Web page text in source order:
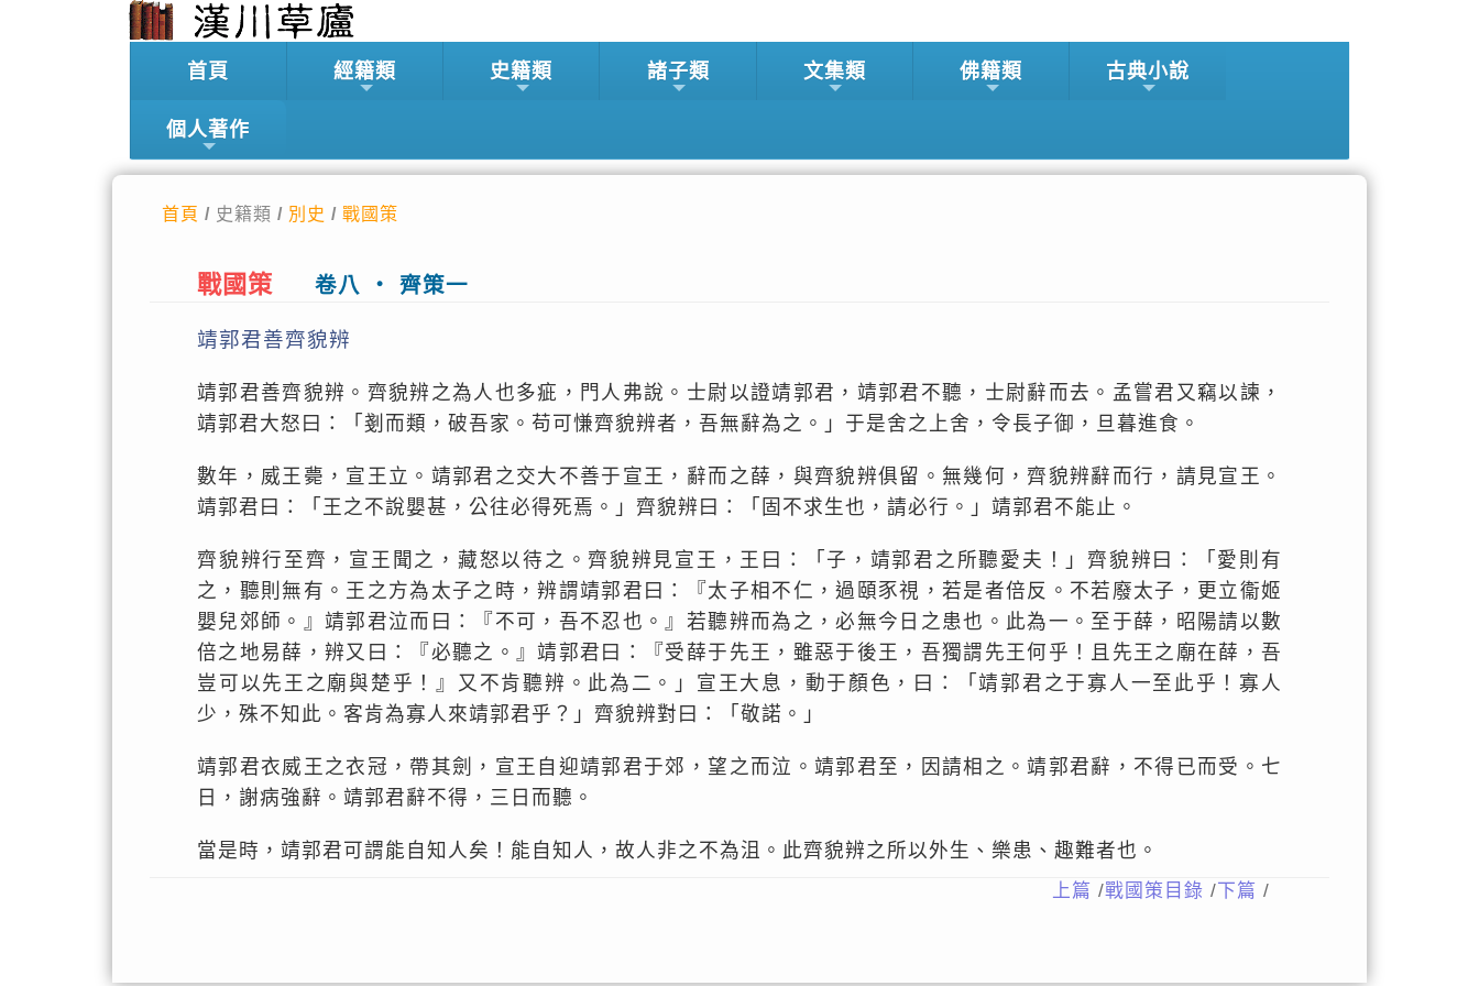
首頁 經籍類 史籍類 諸子類 文集類 佛籍類 古典小說
個人著作
首頁 / 史籍類 / 別史 / 戰國策
戰國策 卷八 ‧ 齊策一
靖郭君善齊貌辨
靖郭君善齊貌辨。齊貌辨之為人也多疵，門人弗說。士尉以證靖郭君，靖郭君不聽，士尉辭而去。孟嘗君又竊以諫，
靖郭君大怒曰：「剗而類，破吾家。苟可慊齊貌辨者，吾無辭為之。」于是舍之上舍，令長子御，旦暮進食。
數年，威王薨，宣王立。靖郭君之交大不善于宣王，辭而之薛，與齊貌辨俱留。無幾何，齊貌辨辭而行，請見宣王。
靖郭君曰：「王之不說嬰甚，公往必得死焉。」齊貌辨曰：「固不求生也，請必行。」靖郭君不能止。
齊貌辨行至齊，宣王聞之，藏怒以待之。齊貌辨見宣王，王曰：「子，靖郭君之所聽愛夫！」齊貌辨曰：「愛則有
之，聽則無有。王之方為太子之時，辨謂靖郭君曰：『太子相不仁，過頤豕視，若是者倍反。不若廢太子，更立衞姬
嬰兒郊師。』靖郭君泣而曰：『不可，吾不忍也。』若聽辨而為之，必無今日之患也。此為一。至于薛，昭陽請以數
倍之地易薛，辨又曰：『必聽之。』靖郭君曰：『受薛于先王，雖惡于後王，吾獨謂先王何乎！且先王之廟在薛，吾
豈可以先王之廟與楚乎！』又不肯聽辨。此為二。」宣王大息，動于顏色，曰：「靖郭君之于寡人一至此乎！寡人
少，殊不知此。客肯為寡人來靖郭君乎？」齊貌辨對曰：「敬諾。」
靖郭君衣威王之衣冠，帶其劍，宣王自迎靖郭君于郊，望之而泣。靖郭君至，因請相之。靖郭君辭，不得已而受。七
日，謝病強辭。靖郭君辭不得，三日而聽。
當是時，靖郭君可謂能自知人矣！能自知人，故人非之不為沮。此齊貌辨之所以外生、樂患、趣難者也。
上篇 /戰國策目錄 / 下篇 /